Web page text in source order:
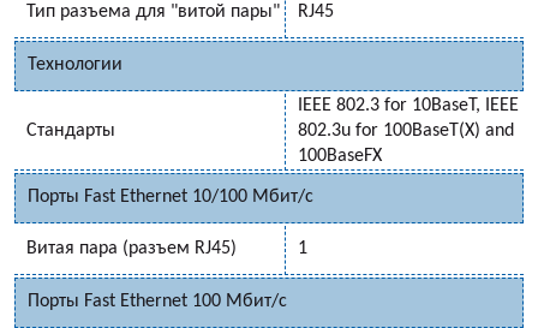
Тип разъема для "витой пары" RJ45
Технологии
Стандарты
IEEE 802.3 for 10BaseT, IEEE
802.3u for 100BaseT(X) and
100BaseFX
Порты Fast Ethernet 10/100 Мбит/с
Витая пара (разъем RJ45) 1
Порты Fast Ethernet 100 Мбит/с